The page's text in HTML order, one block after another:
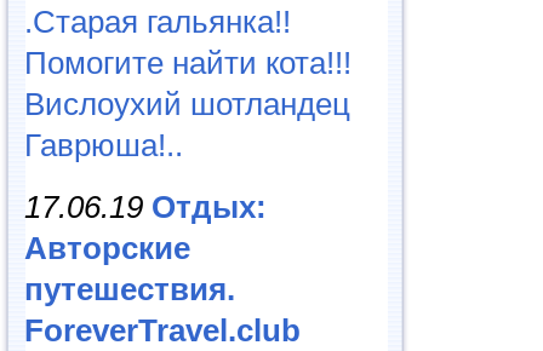
.Старая гальянка!!
Помогите найти кота!!!
Вислоухий шотландец
Гаврюша!..
17.06.19 Отдых:
Авторские
путешествия.
ForeverTravel.club